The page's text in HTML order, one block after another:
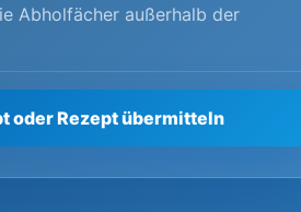
Abholfächer außerhalb der
oder Rezept übermitteln